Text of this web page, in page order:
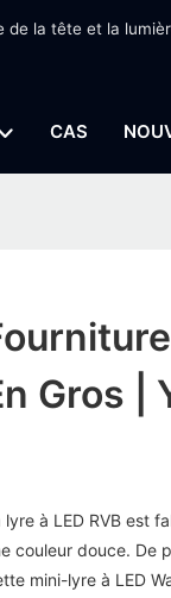
de la tête et la
CAS
Gros |
lyre à LED RVB est
couleur douce. De
mini-lyre à LED